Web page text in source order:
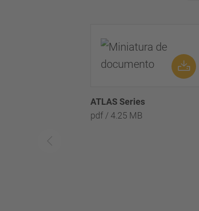
ATLAS Series
pdf / 4.25 MB